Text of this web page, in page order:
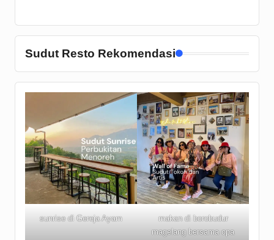
Sudut Resto Rekomendasi
sunrise di Gereja Ayam
makan di borobudur
magelang bersama opa